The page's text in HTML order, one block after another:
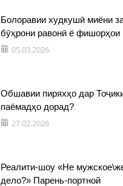
Болоравии худкушӣ миёни
бӯҳрони равонӣ ё фишорҳои
05.03.2026
Обшавии пиряхҳо дар
паёмадҳо дорад?
27.02.2026
Реалити-шоу «Не
дело?» Парень-портной